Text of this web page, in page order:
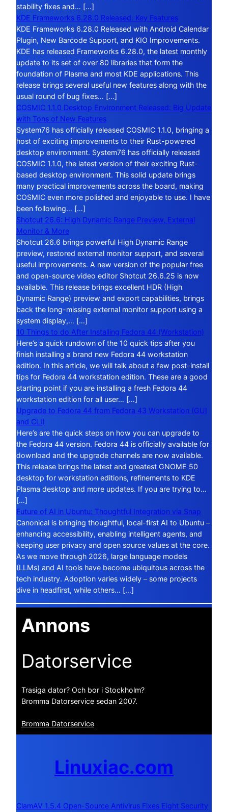
stability fixes and… […]
KDE Frameworks 6.28.0 Released: Key Features
KDE Frameworks 6.28.0 Released with Android Calendar
Plugin, New Barcode Support, and KIO Improvements.
KDE has released Frameworks 6.28.0, the latest monthly
update to its set of over 80 libraries that form the
foundation of Plasma and most KDE applications. This
release brings several useful new features along with the
usual round of bug fixes… […]
COSMIC 1.1.0 Desktop Environment Released: Big Update
with Tons of New Features
System76 has officially released COSMIC 1.1.0, bringing a
host of exciting improvements to their Rust-powered
desktop environment. System76 has officially released
COSMIC 1.1.0, the latest version of their exciting Rust-
based desktop environment. This solid update brings
many practical improvements across the board, making
COSMIC even more polished and enjoyable to use. I have
been following… […]
Shotcut 26.6: High Dynamic Range Preview, External
Monitor & More
Shotcut 26.6 brings powerful High Dynamic Range
preview, restored external monitor support, and several
useful improvements. A new version of the popular free
and open-source video editor Shotcut 26.6.25 is now
available. This release brings excellent HDR (High
Dynamic Range) preview and export capabilities, brings
back the long-missing external monitor support using a
system display,… […]
10 Things to do After Installing Fedora 44 (Workstation)
Here’s a quick rundown of the 10 quick tips after you
finish installing a brand new Fedora 44 workstation
edition. In this article, we will talk about a few post-install
tips for Fedora 44 workstation edition. These are a good
starting point if you are installing a fresh Fedora 44
workstation edition for all user… […]
Upgrade to Fedora 44 from Fedora 43 Workstation (GUI
and CLI)
Here’s are the quick steps on how you can upgrade to
the Fedora 44 version. Fedora 44 is officially available for
download and the upgrade channels are now available.
This release brings the latest and greatest GNOME 50
desktop for workstation editions, refinements to KDE
Plasma desktop and more updates. If you are trying to…
[…]
Future of AI in Ubuntu: Thoughtful Integration via Snap
Canonical is bringing thoughtful, local-first AI to Ubuntu –
enhancing accessibility, enabling intelligent agents, and
keeping user privacy and open source values at the core.
As we move through 2026, large language models
(LLMs) and AI tools have become ubiquitous across the
tech industry. Adoption varies widely – some projects
dive in headfirst, while others… […]
Annons
Datorservice
Trasiga dator? Och bor i Stockholm?
Bromma Datorservice sedan 2007.
Bromma Datorservice
Linuxiac.com
ClamAV 1.5.4 Open-Source Antivirus Fixes Eight Security